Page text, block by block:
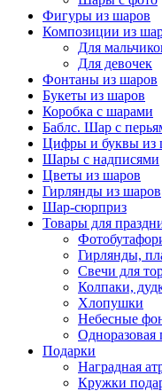
Фигуры из шаров
Композиции из
Для
Для девочек
Фонтаны из шаров
Букеты из шаров
Коробка с шарами
Баблс. Шар с
Цифры и буквы из
Шары с надписями
Цветы из шаров
Гирлянды из шаров
Шар-сюрприз
Товары для
Гирлянды,
Свечи для
Колпаки,
Хлопушки
Небесные
Одноразовая
Подарки
Наградная
Кружки